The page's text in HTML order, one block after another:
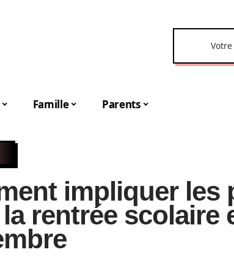
Famille Parents
impliquer les
rentrée scolaire